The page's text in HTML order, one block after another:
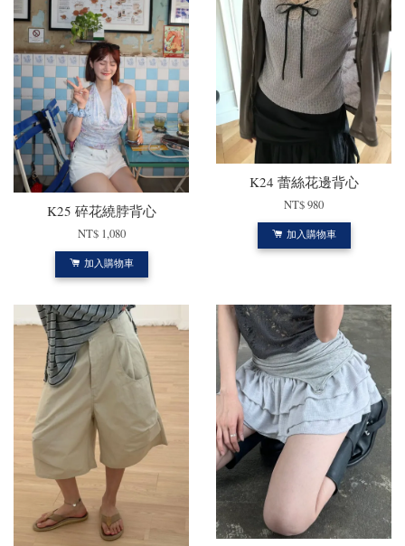
K25 碎花繞脖背心
NT$ 1,080
加入購物車
K24 蕾絲花邊背心
NT$ 980
加入購物車